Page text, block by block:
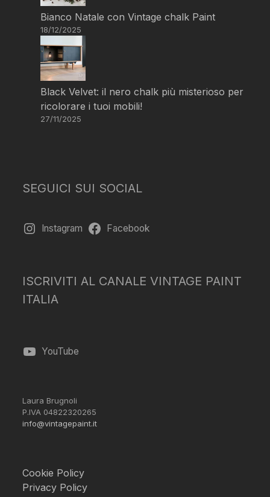
Bianco Natale con Vintage chalk Paint
18/12/2025
Black Velvet: il nero chalk più misterioso per
ricolorare i tuoi mobili!
27/11/2025
SEGUICI SUI SOCIAL
Instagram Facebook
ISCRIVITI AL CANALE VINTAGE PAINT
ITALIA
YouTube
Laura Brugnoli
P.IVA 04822320265
info@vintagepaint.it
Cookie Policy
Privacy Policy